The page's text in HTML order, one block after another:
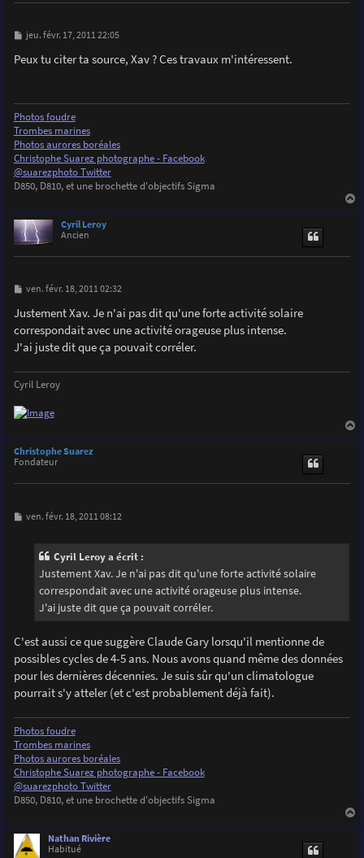
M
s
s
jeu. févr. 17, 2011 22:05
Peux tu citer ta source, Xav ? Ces travaux m'intéressent.
Photos foudre
Trombes marines
Photos aurores boréales
Christophe Suarez photographe - Facebook
@suarezphoto Twitter
D850, D810, et une brochette d'objectifs Sigma
Cyril Leroy
Ancien
M
s
s
a
e
ven. févr. 18, 2011 02:32
Justement Xav. Je n'ai pas dit qu'une forte activité solaire
correspondait avec une activité orageuse plus intense.
J'ai juste dit que ça pouvait corréler.
Cyril Leroy
Christophe Suarez
Fondateur
M
ven. févr. 18, 2011 08:12
Cyril Leroy a écrit :
Justement Xav. Je n'ai pas dit qu'une forte activité solaire
correspondait avec une activité orageuse plus intense.
J'ai juste dit que ça pouvait corréler.
C'est aussi ce que suggère Claude Gary lorsqu'il mentionne de
possibles cycles de 4-5 ans. Nous avons quand même des données
pour les dernières décennies. Je suis sûr qu'un climatologue
pourrait s'y atteler (et c'est probablement déjà fait).
Photos foudre
Trombes marines
Photos aurores boréales
Christophe Suarez photographe - Facebook
@suarezphoto Twitter
D850, D810, et une brochette d'objectifs Sigma
Nathan Rivière
Habitué